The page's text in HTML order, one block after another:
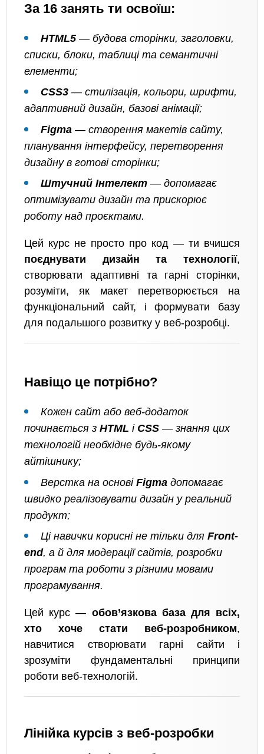
За 16 занять ти освоїш:
HTML5— будова сторінки, заголовки,
списки, блоки, таблиці та семантичні
елементи;
CSS3 — стилізація, кольори, шрифти,
адаптивний дизайн, базові анімації;
Figma — створення макетів сайту,
планування інтерфейсу, перетворення
дизайну в готові сторінки;
Штучний Інтелект — допомагає
оптимізувати дизайн та прискорює
роботу над проєктами.
Цей курс не просто про код — ти вчишся
поєднувати дизайн та технології,
створювати адаптивні та гарні сторінки,
розуміти, як макет перетворюється на
функціональний сайт, і формувати базу
для подальшого розвитку у веб-розробці.
Навіщо це потрібно?
Кожен сайт або веб-додаток
починається з HTML і CSS — знання цих
технологій необхідне будь-якому
айтішнику;
Верстка на основі Figma допомагає
швидко реалізовувати дизайн у реальний
продукт;
Ці навички корисні не тільки для Front-
end, а й для модерації сайтів, розробки
програм та роботи з різними мовами
програмування.
Цей курс — обов’язкова база для всіх,
хто хоче стати веб-розробником,
навчитися створювати гарні сайти і
зрозуміти фундаментальні принципи
роботи веб-технологій.
Лінійка курсів з веб-розробки